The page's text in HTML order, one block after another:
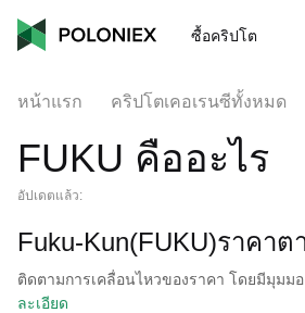
ซื้อคริปโต
หน้าแรก คริปโตเคอเรนซีทั้งหมด
FUKU คืออะไร
อัปเดตแล้ว:
Fuku-Kun(FUKU)ราคาต
ติดตามการเคลื่อนไหวของราคา โดยมีมุมม
ละเอียด